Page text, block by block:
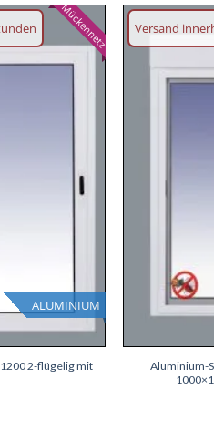
ALUMINIUM
Mückennetz
hinzufügen
2-flügelig mit
Versand
Aluminium-